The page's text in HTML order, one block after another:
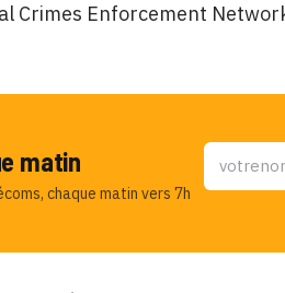
Crimes Enforcement
matin
chaque matin vers 7h